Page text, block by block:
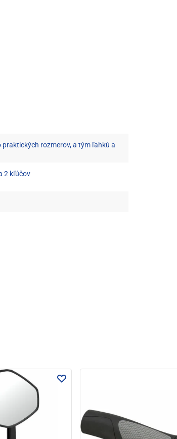
rozmerov, a tým ľahkú a
2 kľúčov